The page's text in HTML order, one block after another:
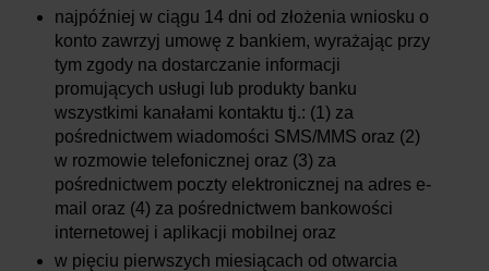
najpóźniej w ciągu 14 dni od złożenia wniosku o
konto zawrzyj umowę z bankiem, wyrażając przy
tym zgody na dostarczanie informacji
promujących usługi lub produkty banku
wszystkimi kanałami kontaktu tj.: (1) za
pośrednictwem wiadomości SMS/MMS oraz (2)
w rozmowie telefonicznej oraz (3) za
pośrednictwem poczty elektronicznej na adres e-
mail oraz (4) za pośrednictwem bankowości
internetowej i aplikacji mobilnej oraz
w pięciu pierwszych miesiącach od otwarcia